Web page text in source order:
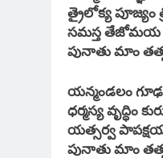
త్రైలోక్య పూజ్యం
సమస్త తేజోమయ
పునాతు మాం
యన్మండలం
ధర్మస్య వృద్ధిం
యత్సర్వ
పునాతు మాం